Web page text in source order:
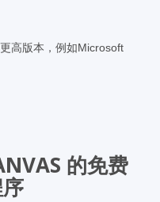
高版本，例如Microsoft
的免费